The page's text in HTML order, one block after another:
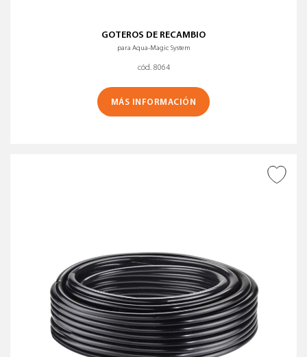
GOTEROS DE RECAMBIO
para Aqua-Magic System
cód. 8064
MÁS INFORMACIÓN